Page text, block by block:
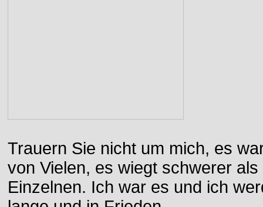
Trauern Sie nicht um mich, es
von Vielen, es wiegt schwerer
Einzelnen. Ich war es und ich